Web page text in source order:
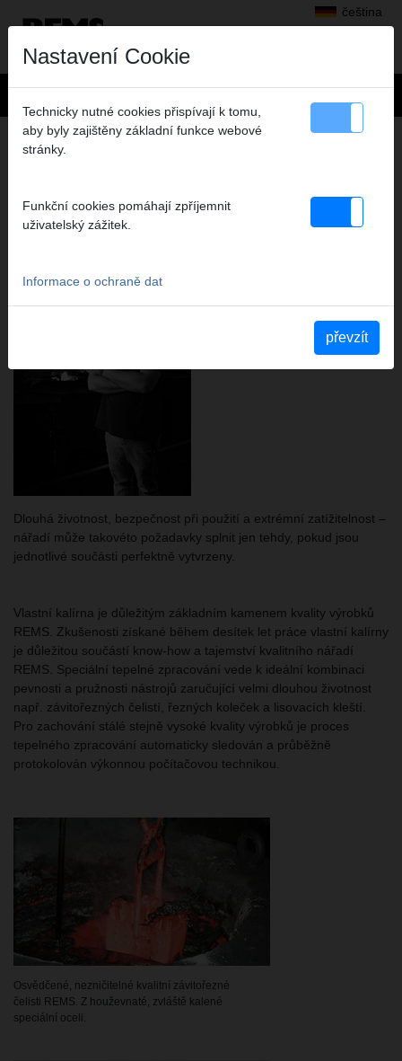
čeština
SPOLEHLIVÉ KALENÍ DŮLEŽITÝCH
SOUČÁSTÍ JE ROZHODUJÍCÍ PRO
PROTO TO DĚLÁME SAMI.
Dlouhá životnost, bezpečnost při použití a extrémní zatížitelnost –
nářadí může takovéto požadavky splnit jen tehdy, pokud jsou
jednotlivé součásti perfektně vytvrzeny.
Vlastní kalírna je důležitým základním kamenem kvality výrobků
REMS. Zkušenosti získané během desítek let práce vlastní kalírny
je důležitou součástí know-how a tajemství kvalitního nářadí
REMS. Speciální tepelné zpracování vede k ideální kombinaci
pevnosti a pružnosti nástrojů zaručující velmi dlouhou životnost
např. závitořezných čelistí, řezných koleček a lisovacích kleští.
Pro zachování stálé stejně vysoké kvality výrobků je proces
tepelného zpracování automaticky sledován a průběžně
protokolován výkonnou počítačovou technikou.
Osvědčené, nezničitelné kvalitní závitořezné
čelisti REMS. Z houževnaté, zvláště kalené
speciální oceli.
Nastavení Cookie
Technicky nutné cookies přispívají k tomu,
aby byly zajištěny základní funkce webové
stránky.
Funkční cookies pomáhají zpříjemnit
uživatelský zážitek.
Informace o ochraně dat
převzít